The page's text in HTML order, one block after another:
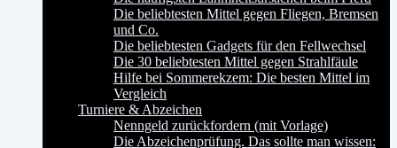
Die beliebtesten Mittel gegen Fliegen, Bremsen
und Co.
Die beliebtesten Gadgets für den Fellwechsel
Die 30 beliebtesten Mittel gegen Strahlfäule
Hilfe bei Sommerekzem: Die besten Mittel im
Vergleich
Turniere & Abzeichen
Nenngeld zurückfordern (mit Vorlage)
Die Abzeichenprüfung. Das sollte man wissen: